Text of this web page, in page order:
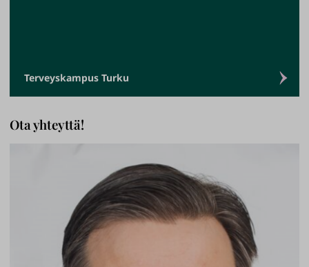
Terveyskampus Turku
Ota yhteyttä!